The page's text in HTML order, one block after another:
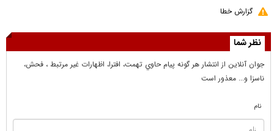
گزارش خطا
نظر شما
جوان آنلاين از انتشار هر گونه پيام حاوي تهمت، افترا، اظهارات غير مرتبط ، فحش،
ناسزا و... معذور است
نام